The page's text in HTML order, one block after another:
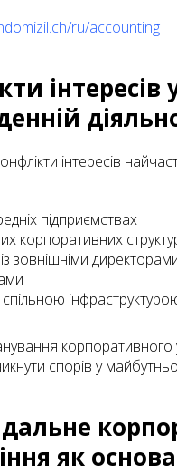
ru/accounting
інтересів
інтересів
підприємствах
корпоративних
зовнішніми
спільною
корпоративного
спорів у
як